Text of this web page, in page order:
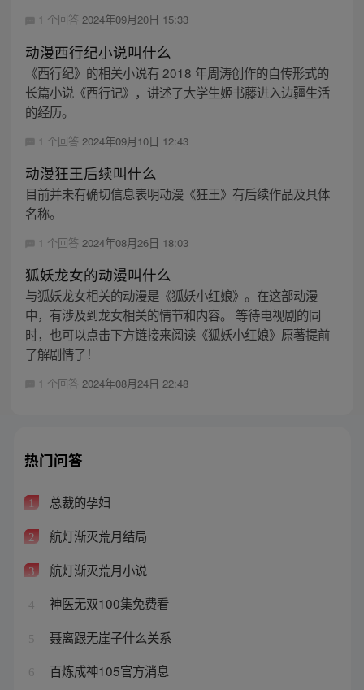
1 个回答 2024年09月20日 15:33
动漫西行纪小说叫什么
《西行纪》的相关小说有 2018 年周涛创作的自传形式的
长篇小说《西行记》，讲述了大学生姬书藤进入边疆生活
的经历。
1 个回答 2024年09月10日 12:43
动漫狂王后续叫什么
目前并未有确切信息表明动漫《狂王》有后续作品及具体
名称。
1 个回答 2024年08月26日 18:03
狐妖龙女的动漫叫什么
与狐妖龙女相关的动漫是《狐妖小红娘》。在这部动漫
中，有涉及到龙女相关的情节和内容。 等待电视剧的同
时，也可以点击下方链接来阅读《狐妖小红娘》原著提前
了解剧情了！
1 个回答 2024年08月24日 22:48
热门问答
1 总裁的孕妇
2 航灯渐灭荒月结局
3 航灯渐灭荒月小说
4 神医无双100集免费看
5 聂离跟无崖子什么关系
6 百炼成神105官方消息